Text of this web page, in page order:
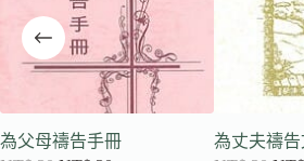
為父母禱告手冊
為丈夫禱